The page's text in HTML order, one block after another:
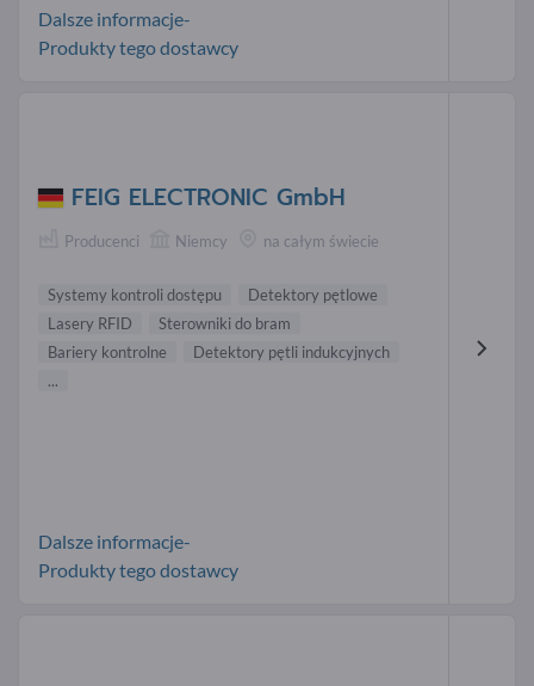
Dalsze informacje-
Produkty tego dostawcy
FEIG ELECTRONIC GmbH
Producenci Niemcy na całym świecie
Systemy kontroli dostępu
Detektory pętlowe
Lasery RFID
Sterowniki do bram
Bariery kontrolne
Detektory pętli indukcyjnych
...
Dalsze informacje-
Produkty tego dostawcy